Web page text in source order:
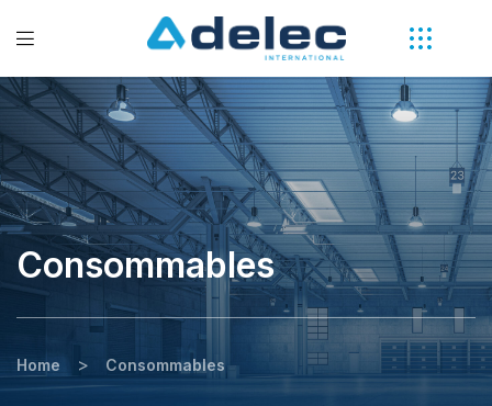
Consommables
Home > Consommables